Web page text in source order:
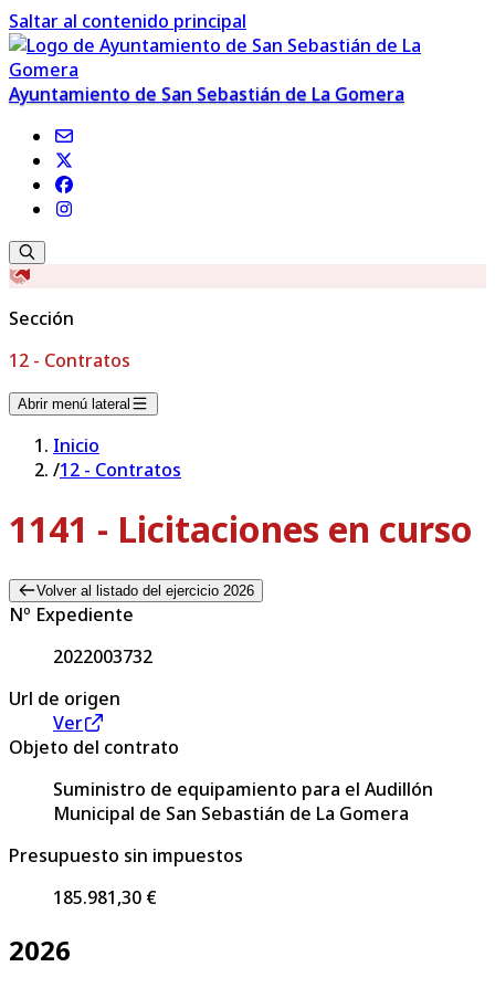
Saltar al contenido principal
Ayuntamiento de San Sebastián de La Gomera
Sección
12 - Contratos
Abrir menú lateral
Inicio
/12 - Contratos
1141 - Licitaciones en curso
Volver al listado del ejercicio 2026
Nº Expediente
2022003732
Url de origen
Ver
Objeto del contrato
Suministro de equipamiento para el Audillón
Municipal de San Sebastián de La Gomera
Presupuesto sin impuestos
185.981,30 €
2026